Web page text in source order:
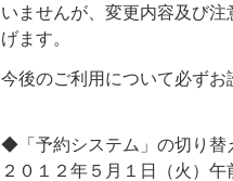
いませんが、変更内容及び
げます。
今後のご利用について必ずお
◆「予約システム」の切り替
２０１２年５月１日（火）午